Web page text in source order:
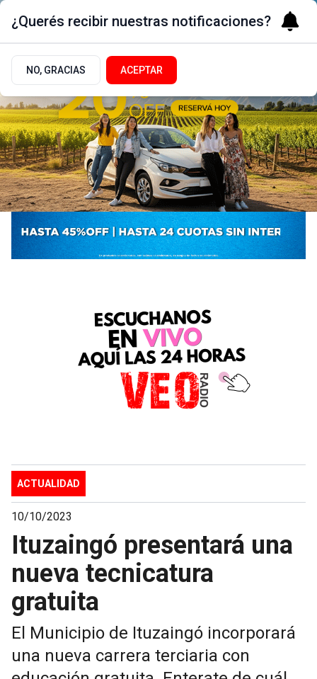
ACTUALIDAD
10/10/2023
Ituzaingó presentará una
nueva tecnicatura
gratuita
El Municipio de Ituzaingó incorporará
una nueva carrera terciaria con
¿Querés recibir nuestras notificaciones?
NO, GRACIAS ACEPTAR